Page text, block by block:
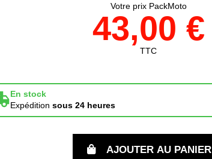
Votre prix PackMoto
43,00 €
TTC
En stock
Expédition sous 24 heures
AJOUTER AU PANIER